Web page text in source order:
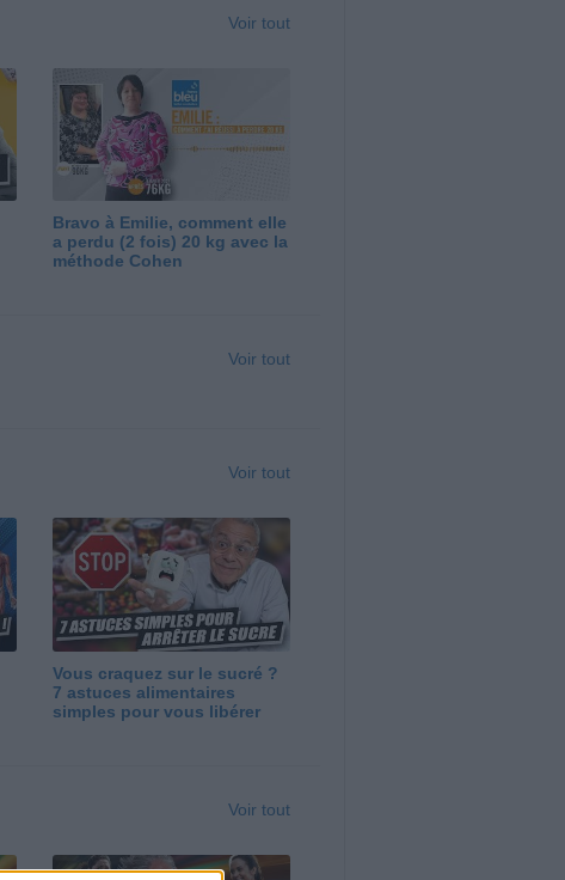
Voir tout
Bravo à Emilie, comment elle
a perdu (2 fois) 20 kg avec la
méthode Cohen
Voir tout
Voir tout
Vous craquez sur le sucré ?
7 astuces alimentaires
simples pour vous libérer
Voir tout